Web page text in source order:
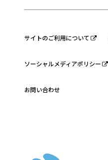
サイトのご利用について
ソーシャルメディアポリシー
お問い合わせ